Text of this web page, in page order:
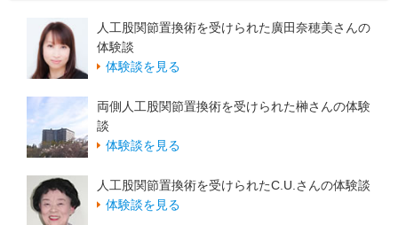
人工股関節置換術を受けられた廣田奈穂美さんの
体験談
体験談を見る
両側人工股関節置換術を受けられた榊さんの体験
談
体験談を見る
人工股関節置換術を受けられたC.U.さんの体験談
体験談を見る